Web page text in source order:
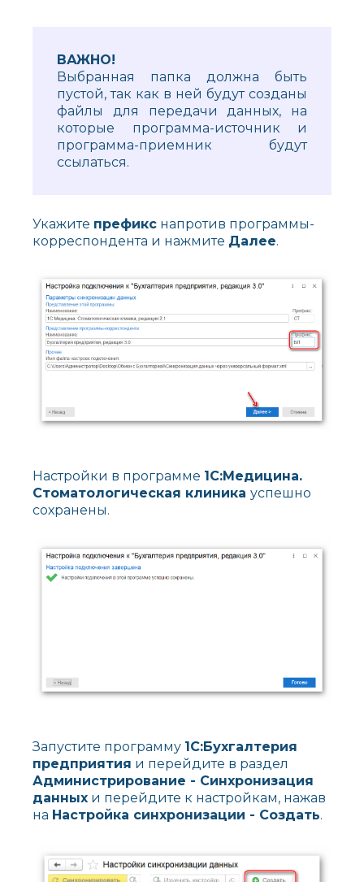
ВАЖНО!
Выбранная папка должна быть
пустой, так как в ней будут созданы
файлы для передачи данных, на
которые программа-источник и
программа-приемник будут
ссылаться.
Укажите префикс напротив программы-
корреспондента и нажмите Далее.
Настройки в программе 1С:Медицина.
Стоматологическая клиника успешно
сохранены.
Запустите программу 1С:Бухгалтерия
предприятия и перейдите в раздел
Администрирование - Синхронизация
данных и перейдите к настройкам, нажав
на Настройка синхронизации - Создать.